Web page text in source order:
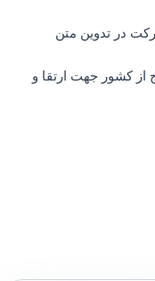
در تدوین متن
کشور جهت ارتقا و